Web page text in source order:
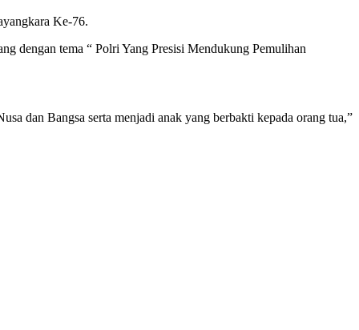
Ke-76.
dengan tema “ Polri Yang Presisi Mendukung Pemulihan
dan Bangsa serta menjadi anak yang berbakti kepada orang tua,”